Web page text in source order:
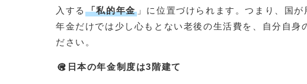
入する 「私的年金」に位置づけられます。つまり、国
年金だけでは少し心もとない老後の生活費を、自分自身
ださい。
日本の年金制度は3階建て